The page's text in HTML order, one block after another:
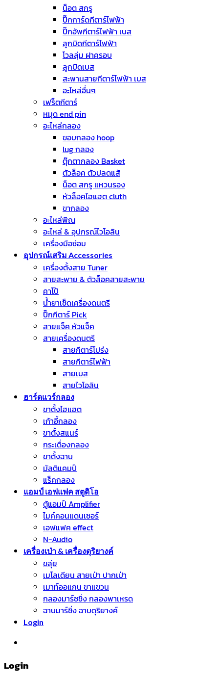
น็อต สกรู
ปิ๊กการ์ดกีตาร์ไฟฟ้า
ปิ๊กอัพกีตาร์ไฟฟ้า เบส
ลูกบิดกีตาร์ไฟฟ้า
โวลลุ่ม ฝาครอบ
ลูกบิดเบส
สะพานสายกีตาร์ไฟฟ้า เบส
อะไหล่อื่นๆ
เฟร็ตกีตาร์
หมุด end pin
อะไหล่กลอง
ขอบกลอง hoop
lug กลอง
ตุ๊กตากลอง Basket
ตัวล็อค ตัวปลดแส้
น็อต สกรู แหวนรอง
หัวล็อคไฮแฮต cluth
ขากลอง
อะไหล่พิณ
อะไหล่ & อุปกรณ์ไวโอลิน
เครื่องมือซ่อม
อุปกรณ์เสริม Accessories
เครื่องตั้งสาย Tuner
สายสะพาย & ตัวล็อคสายสะพาย
คาโป้
น้ำยาเช็ดเครื่องดนตรี
ปิ๊กกีตาร์ Pick
สายแจ็ค หัวแจ็ค
สายเครื่องดนตรี
สายกีตาร์โปร่ง
สายกีตาร์ไฟฟ้า
สายเบส
สายไวโอลิน
ฮาร์ดแวร์กลอง
ขาตั้งไฮแฮต
เก้าอี้กลอง
ขาตั้งสแนร์
กระเดื่องกลอง
ขาตั้งฉาบ
มัลติแคมป์
แร็คกลอง
แอมป์ เอฟแฟค สตูดิโอ
ตู้แอมป์ Amplifier
ไมค์คอนแดนเซอร์
เอฟแฟค effect
N-Audio
เครื่องเป่า & เครื่องดุริยางค์
ขลุ่ย
เมโลเดียน สายเป่า ปากเป่า
เมาท์ออแกน ขาแขวน
กลองมาร์ชชิ่ง กลองพาเหรด
ฉาบมาร์ชิ่ง ฉาบดุริยางค์
Login
Login